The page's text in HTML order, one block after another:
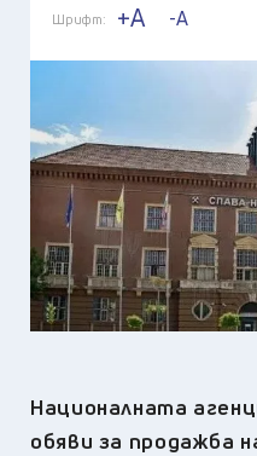
Шрифт: +A -A
Националната
обяви за продажба